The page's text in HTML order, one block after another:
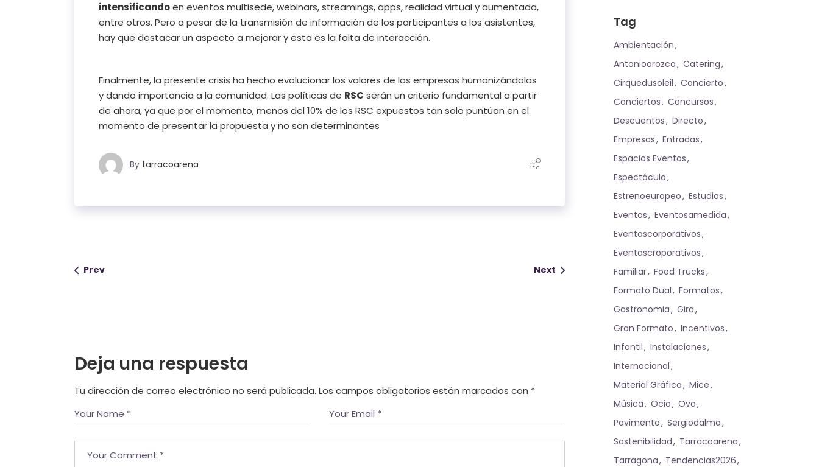
intensificandoen eventos multisede, webinars, streamings, apps, realidad virtual y aumentada,
entre otros. Pero a pesar de la transmisión de información de los participantes a los asistentes,
hay que destacar un aspecto a mejorar y esta es la falta de interacción.
Finalmente, la presente crisis ha hecho evolucionar los valores de las empresas humanizándolas
y dando importancia a la comunidad. Las políticas de RSC serán un criterio fundamental a partir
de ahora, ya que por el momento, menos del 10% de los RSC expuestos tan solo puntúan en el
momento de presentar la propuesta y no son determinantes
By tarracoarena
Prev Next
Deja una respuesta
Tu dirección de correo electrónico no será publicada. Los campos obligatorios están marcados con *
Tag
Ambientación
Antonioorozco
Catering
Cirquedusoleil
Concierto
Conciertos
Concursos
Descuentos
Directo
Empresas
Entradas
Espacios Eventos
Espectáculo
Estrenoeuropeo
Estudios
Eventos
Eventosamedida
Eventoscorporativos
Eventoscroporativos
Familiar Food Trucks
Formato Dual
Formatos
Gastronomia
Gira
Gran Formato
Incentivos
Infantil
Instalaciones
Internacional
Material Gráfico
Mice
Música
Ocio
Ovo
Pavimento
Sergiodalma
Sostenibilidad
Tarracoarena
Tarragona
Tendencias2026